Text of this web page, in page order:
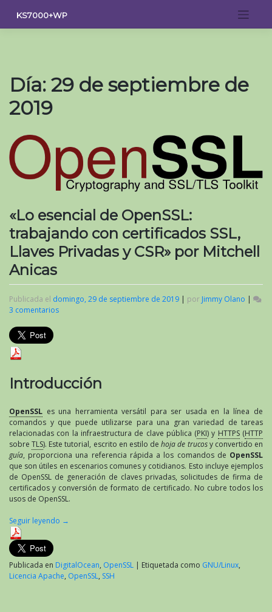
contenido
KS7000+WP
Día: 29 de septiembre de
2019
«Lo esencial de OpenSSL:
trabajando con certificados SSL,
Llaves Privadas y CSR» por Mitchell
Anicas
Publicada el domingo, 29 de septiembre de 2019 | por Jimmy Olano |
3 comentarios
certificados
Llaves
Privadas
y
CSR»
por
Mitchell
Anicas
Introducción
OpenSSL es una herramienta versátil para ser usada en la línea de
comandos y que puede utilizarse para una gran variedad de tareas
relacionadas con la infraestructura de clave pública (PKI) y HTTPS(HTTP
sobreTLS). Este tutorial, escrito en estilo dehoja de trucosy convertido en
guía, proporciona una referencia rápida a los comandos de OpenSSL
que son útiles en escenarios comunes y cotidianos. Esto incluye ejemplos
de OpenSSL de generación de claves privadas, solicitudes de firma de
certificados y conversión de formato de certificado. No cubre todos los
usos de OpenSSL.
Seguir leyendo →
Publicada en DigitalOcean, OpenSSL | Etiquetada como GNU/Linux,
Licencia Apache, OpenSSL, SSH